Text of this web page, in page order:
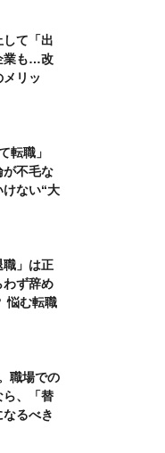
して「出
業も…改
リッ
転職」
が不毛な
ない“大
職」は正
わず辞め
悩む転職
職場での
ら、「替
るべき